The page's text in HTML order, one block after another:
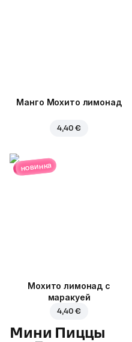
Манго Мохито лимонад
4,40 €
новинка
Мохито лимонад с
маракуей
4,40 €
Мини Пиццы